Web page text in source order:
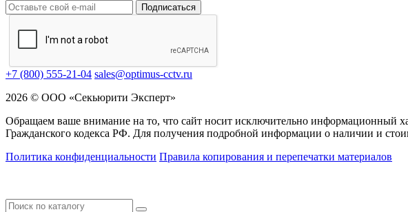
Подписаться
+7 (800) 555-21-04 sales@optimus-cctv.ru
2026 © ООО «Секьюрити Эксперт»
Обращаем ваше внимание на то, что сайт носит исключительно информационный
Гражданского кодекса РФ. Для получения подробной информации о наличии и
Политика конфиденциальности Правила копирования и перепечатки материалов